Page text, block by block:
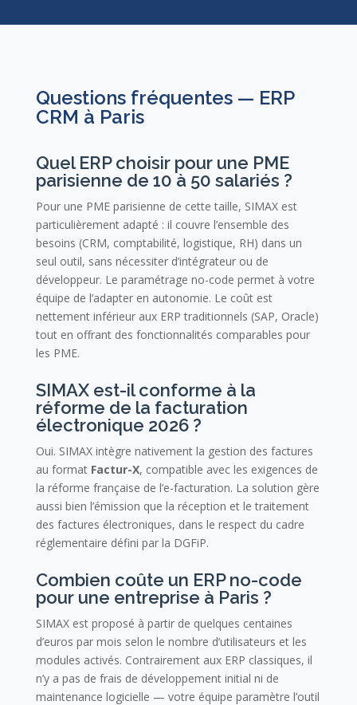
Questions fréquentes — ERP
CRM à Paris
Quel ERP choisir pour une PME
parisienne de 10 à 50 salariés ?
Pour une PME parisienne de cette taille, SIMAX est
particulièrement adapté : il couvre l’ensemble des
besoins (CRM, comptabilité, logistique, RH) dans un
seul outil, sans nécessiter d’intégrateur ou de
développeur. Le paramétrage no-code permet à votre
équipe de l’adapter en autonomie. Le coût est
nettement inférieur aux ERP traditionnels (SAP, Oracle)
tout en offrant des fonctionnalités comparables pour
les PME.
SIMAX est-il conforme à la
réforme de la facturation
électronique 2026 ?
Oui. SIMAX intègre nativement la gestion des factures
au format Factur-X, compatible avec les exigences de
la réforme française de l’e-facturation. La solution gère
aussi bien l’émission que la réception et le traitement
des factures électroniques, dans le respect du cadre
réglementaire défini par la DGFiP.
Combien coûte un ERP no-code
pour une entreprise à Paris ?
SIMAX est proposé à partir de quelques centaines
d’euros par mois selon le nombre d’utilisateurs et les
modules activés. Contrairement aux ERP classiques, il
n’y a pas de frais de développement initial ni de
maintenance logicielle — votre équipe paramètre l’outil